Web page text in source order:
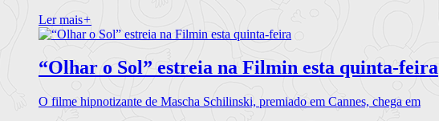
Ler mais+
“Olhar o Sol” estreia na Filmin esta quinta-feira
O filme hipnotizante de Mascha Schilinski, premiado em Cannes, chega em